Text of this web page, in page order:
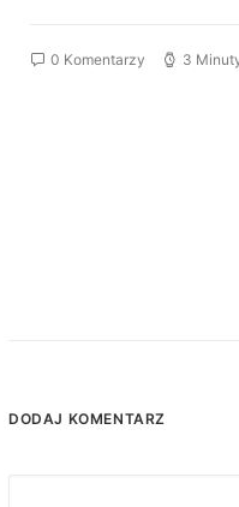
0 Komentarzy 3
DODAJ KOMENTARZ